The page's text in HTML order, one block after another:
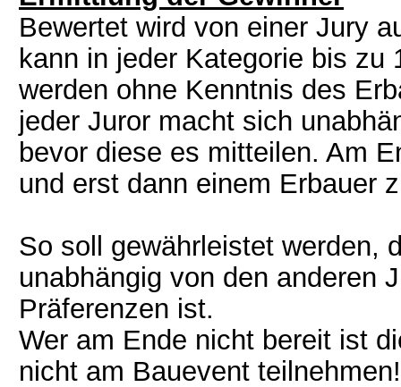
Bewertet wird von einer Jury
kann in jeder Kategorie bis
werden ohne Kenntnis des
jeder Juror macht sich
bevor diese es mitteilen. Am
und erst dann einem Erbauer
So soll gewährleistet werden,
unabhängig von den anderen
Präferenzen ist.
Wer am Ende nicht bereit ist
nicht am Bauevent teilnehmen!